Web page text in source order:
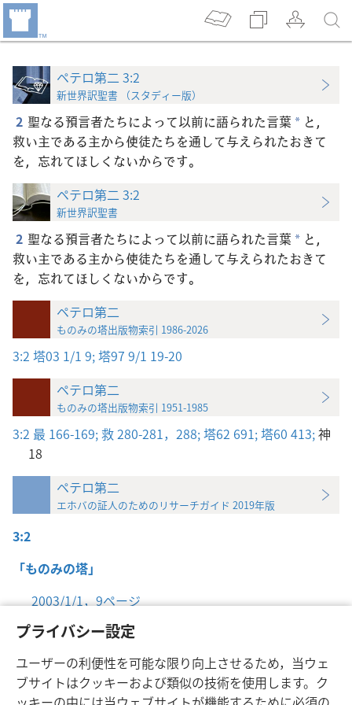
プライバシー設定
ユーザーの利便性を可能な限り向上させるため，当ウェ
ブサイトはクッキーおよび類似の技術を使用します。ク
ペテロ第二 3:2
新世界訳聖書 （スタディー版）
2 聖なる預言者たちによって以前に語られた言葉 * と，
救い主である主から使徒たちを通して与えられたおきて
を，忘れてほしくないからです。
ペテロ第二 3:2
新世界訳聖書
2 聖なる預言者たちによって以前に語られた言葉 * と，
救い主である主から使徒たちを通して与えられたおきて
を，忘れてほしくないからです。
ペテロ第二
ものみの塔出版物索引 1986-2026
3:2 塔03 1/1 9;塔97 9/1 19-20
ペテロ第二
ものみの塔出版物索引 1951-1985
3:2 最 166-169;救 280-281， 288;塔62 691;塔60 413;神
18
ペテロ第二
エホバの証人のためのリサーチガイド 2019年版
3:2
「ものみの塔」
2003/1/1，9ページ
1997/9/1，19-20ページ